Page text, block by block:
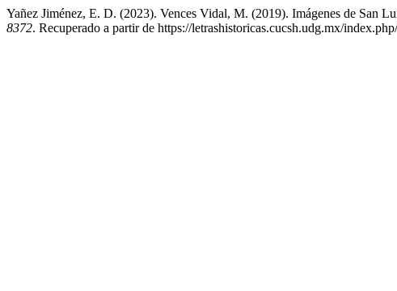
Yañez Jiménez, E. D. (2023). Vences Vidal, M. (2019). Imágenes de San
8372. Recuperado a partir de https://letrashistoricas.cucsh.udg.mx/